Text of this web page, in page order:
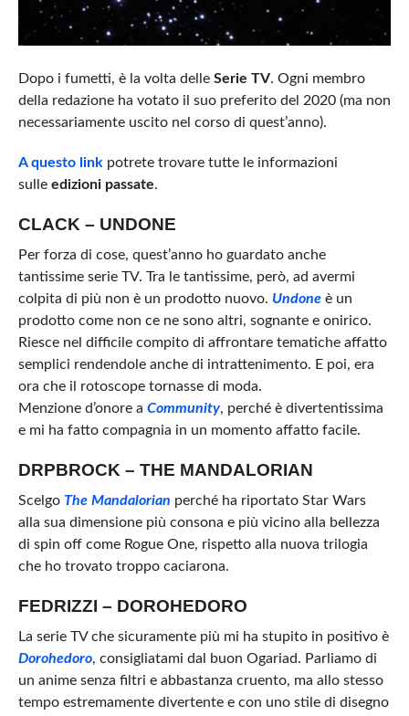
Dopo i fumetti, è la volta delle Serie TV. Ogni membro
della redazione ha votato il suo preferito del 2020 (ma non
necessariamente uscito nel corso di quest’anno).
A questo linkpotrete trovare tutte le informazioni
sulle edizioni passate.
CLACK – UNDONE
Per forza di cose, quest’anno ho guardato anche
tantissime serie TV. Tra le tantissime, però, ad avermi
colpita di più non è un prodotto nuovo. Undoneè un
prodotto come non ce ne sono altri, sognante e onirico.
Riesce nel difficile compito di affrontare tematiche affatto
semplici rendendole anche di intrattenimento. E poi, era
ora che il rotoscope tornasse di moda.
Menzione d’onore a Community, perché è divertentissima
e mi ha fatto compagnia in un momento affatto facile.
DRPBROCK – THE MANDALORIAN
Scelgo The Mandalorian perché ha riportato Star Wars
alla sua dimensione più consona e più vicino alla bellezza
di spin off come Rogue One, rispetto alla nuova trilogia
che ho trovato troppo caciarona.
FEDRIZZI – DOROHEDORO
La serie TV che sicuramente più mi ha stupito in positivo è
Dorohedoro, consigliatami dal buon Ogariad. Parliamo di
un anime senza filtri e abbastanza cruento, ma allo stesso
tempo estremamente divertente e con uno stile di disegno